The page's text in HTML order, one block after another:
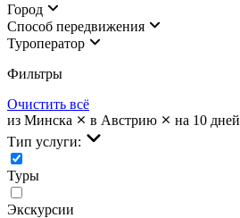
Город
Cпособ передвижения
Туроператор
Фильтры
Очистить всё
из Минска
в Австрию на 10 дней
Тип услуги:
Туры
Экскурсии